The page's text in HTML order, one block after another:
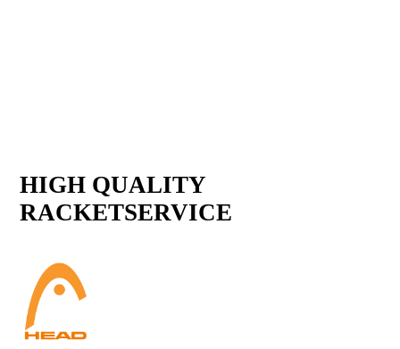
HIGH QUALITY
RACKETSERVICE